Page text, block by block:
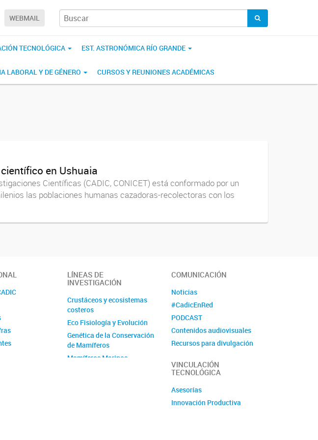
WEBMAIL
TECNOLÓGICA EST. ASTRONÓMICA RÍO GRANDE
LABORAL Y DE GÉNERO CURSOS Y REUNIONES ACADÉMICAS
en Ushuaia
Científicas (CADIC, CONICET) está conformado por un
las poblaciones humanas cazadoras-recolectoras con los
LÍNEAS DE
INVESTIGACIÓN
Crustáceos y ecosistemas
costeros
Eco Fisiología y Evolución
Genética de la Conservación
de Mamíferos
Mamíferos Marinos
COMUNICACIÓN
Noticias
#CadicEnRed
PODCAST
Contenidos audiovisuales
Recursos para divulgación
Revista La Lupa
VINCULACIÓN
TECNOLÓGICA
Asesorías
Innovación Productiva